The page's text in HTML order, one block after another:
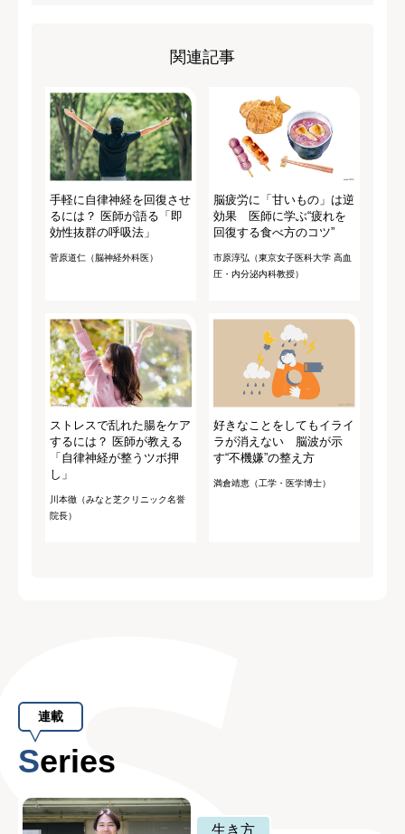
関連記事
手軽に自律神経を回復させ
るには？ 医師が語る「即
効性抜群の呼吸法」
菅原道仁（脳神経外科医）
脳疲労に「甘いもの」は逆
効果 医師に学ぶ“疲れを
回復する食べ方のコツ”
市原淳弘（東京女子医科大学 高血
圧・内分泌内科教授）
ストレスで乱れた腸をケア
するには？ 医師が教える
「自律神経が整うツボ押
し」
川本徹（みなと芝クリニック名誉
院長）
好きなことをしてもイライ
ラが消えない 脳波が示
す“不機嫌”の整え方
満倉靖恵（工学・医学博士）
連載
Series
生き方